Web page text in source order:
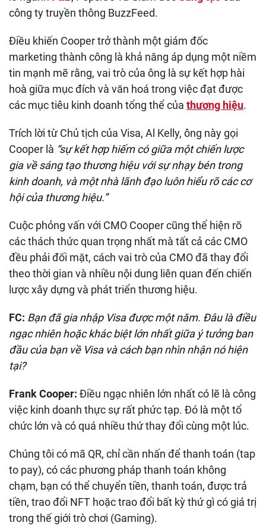
công ty truyền thông BuzzFeed.
Điều khiến Cooper trở thành một giám đốc
marketing thành công là khả năng áp dụng một niềm
tin mạnh mẽ rằng, vai trò của ông là sự kết hợp hài
hoà giữa mục đích và văn hoá trong việc đạt được
các mục tiêu kinh doanh tổng thể của thương hiệu.
Trích lời từ Chủ tịch của Visa, Al Kelly, ông này gọi
Cooper là “sự kết hợp hiếm có giữa một chiến lược
gia về sáng tạo thương hiệu với sự nhạy bén trong
kinh doanh, và một nhà lãnh đạo luôn hiểu rõ các cơ
hội của thương hiệu.”
Cuộc phỏng vấn với CMO Cooper cũng thể hiện rõ
các thách thức quan trọng nhất mà tất cả các CMO
đều phải đối mặt, cách vai trò của CMO đã thay đổi
theo thời gian và nhiều nội dung liên quan đến chiến
lược xây dựng và phát triển thương hiệu.
FC: Bạn đã gia nhập Visa được một năm. Đâu là điều
ngạc nhiên hoặc khác biệt lớn nhất giữa ý tưởng ban
đầu của bạn về Visa và cách bạn nhìn nhận nó hiện
tại?
Frank Cooper: Điều ngạc nhiên lớn nhất có lẽ là công
việc kinh doanh thực sự rất phức tạp. Đó là một tổ
chức lớn và có quá nhiều thứ thay đổi cùng một lúc.
Chúng tôi có mã QR, chỉ cần nhấn để thanh toán (tap
to pay), có các phương pháp thanh toán không
chạm, bạn có thể chuyển tiền, thanh toán, được trả
tiền, trao đổi NFT hoặc trao đổi bất kỳ thứ gì có giá trị
trong thế giới trò chơi (Gaming).